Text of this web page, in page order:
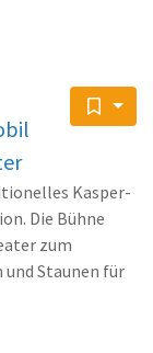
Kasper-
Die Bühne
zum
Staunen für